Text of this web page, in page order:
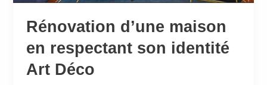
Rénovation d’une maison
en respectant son identité
Art Déco